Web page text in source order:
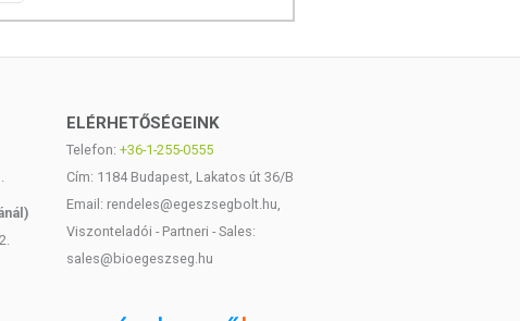
ELÉRHETŐSÉGEINK
Telefon: +36-1-255-0555
Cím: 1184 Budapest, Lakatos út 36/B
Email: rendeles@egeszsegbolt.hu,
Viszonteladói - Partneri - Sales:
sales@bioegeszseg.hu